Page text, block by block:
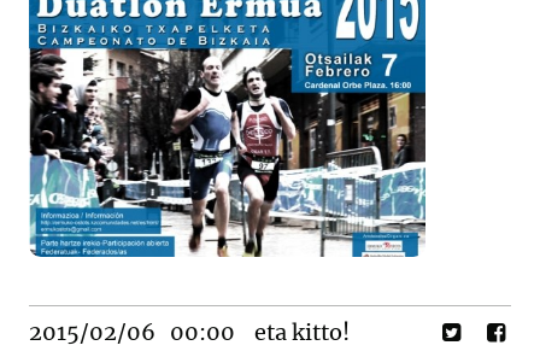
2015/02/06 00:00 eta kitto!